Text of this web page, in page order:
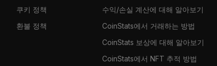
쿠키 정책
환불 정책
수익/손실 계산에 대해 알아보기
CoinStats에서 거래하는 방법
CoinStats 보상에 대해 알아보기
CoinStats에서 NFT 추적 방법